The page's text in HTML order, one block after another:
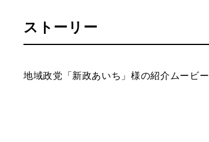
ストーリー
地域政党「新政あいち」様の紹介ムービー